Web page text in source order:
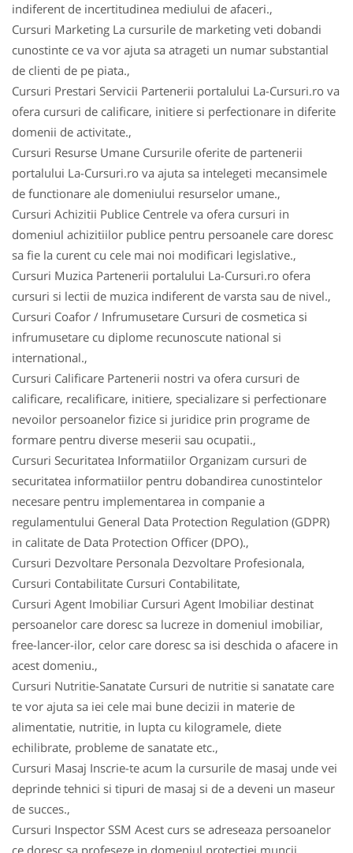
indiferent de incertitudinea mediului de afaceri.,
Cursuri Marketing La cursurile de marketing veti dobandi
cunostinte ce va vor ajuta sa atrageti un numar substantial
de clienti de pe piata.,
Cursuri Prestari Servicii Partenerii portalului La-Cursuri.ro va
ofera cursuri de calificare, initiere si perfectionare in diferite
domenii de activitate.,
Cursuri Resurse Umane Cursurile oferite de partenerii
portalului La-Cursuri.ro va ajuta sa intelegeti mecansimele
de functionare ale domeniului resurselor umane.,
Cursuri Achizitii Publice Centrele va ofera cursuri in
domeniul achizitiilor publice pentru persoanele care doresc
sa fie la curent cu cele mai noi modificari legislative.,
Cursuri Muzica Partenerii portalului La-Cursuri.ro ofera
cursuri si lectii de muzica indiferent de varsta sau de nivel.,
Cursuri Coafor / Infrumusetare Cursuri de cosmetica si
infrumusetare cu diplome recunoscute national si
international.,
Cursuri Calificare Partenerii nostri va ofera cursuri de
calificare, recalificare, initiere, specializare si perfectionare
nevoilor persoanelor fizice si juridice prin programe de
formare pentru diverse meserii sau ocupatii.,
Cursuri Securitatea Informatiilor Organizam cursuri de
securitatea informatiilor pentru dobandirea cunostintelor
necesare pentru implementarea in companie a
regulamentului General Data Protection Regulation (GDPR)
in calitate de Data Protection Officer (DPO).,
Cursuri Dezvoltare Personala Dezvoltare Profesionala,
Cursuri Contabilitate Cursuri Contabilitate,
Cursuri Agent Imobiliar Cursuri Agent Imobiliar destinat
persoanelor care doresc sa lucreze in domeniul imobiliar,
free-lancer-ilor, celor care doresc sa isi deschida o afacere in
acest domeniu.,
Cursuri Nutritie-Sanatate Cursuri de nutritie si sanatate care
te vor ajuta sa iei cele mai bune decizii in materie de
alimentatie, nutritie, in lupta cu kilogramele, diete
echilibrate, probleme de sanatate etc.,
Cursuri Masaj Inscrie-te acum la cursurile de masaj unde vei
deprinde tehnici si tipuri de masaj si de a deveni un maseur
de succes.,
Cursuri Inspector SSM Acest curs se adreseaza persoanelor
ce doresc sa profeseze in domeniul protectiei muncii